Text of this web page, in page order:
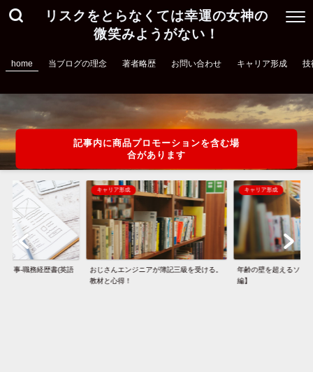
リスクをとらなくては幸運の女神の
微笑みようがない！
home 当ブログの理念 著者略歴 お問い合わせ キャリア形成 技
記事内に商品プロモーションを含む場
合があります
う事-職務経歴書(英語
キャリア形成
おじさんエンジニアが簿記三級を受ける。
教材と心得！
キャリア形成
年齢の壁を超えるソリ
編】